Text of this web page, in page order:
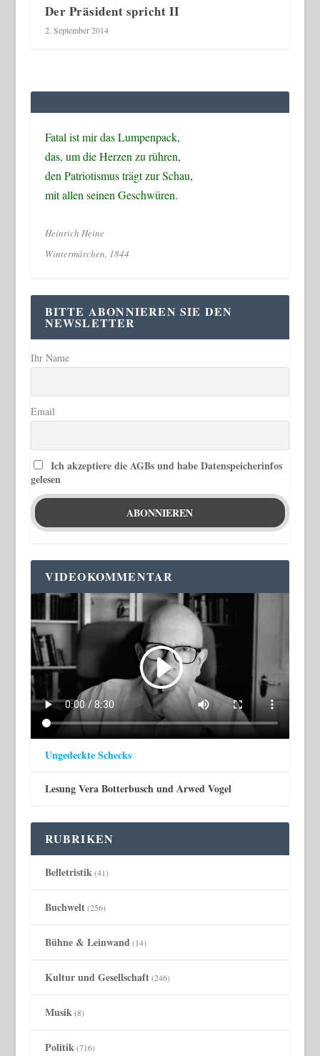
Der Präsident spricht II
2. September 2014
Fatal ist mir das Lumpenpack,
das, um die Herzen zu rühren,
den Patriotismus trägt zur Schau,
mit allen seinen Geschwüren.
Heinrich Heine
Wintermärchen, 1844
BITTE ABONNIEREN SIE DEN
NEWSLETTER
Ihr Name
Email
Ich akzeptiere die AGBs und habe Datenspeicherinfos
gelesen
VIDEOKOMMENTAR
Ungedeckte Schecks
Lesung Vera Botterbusch und Arwed Vogel
RUBRIKEN
Belletristik (41)
Buchwelt(256)
Bühne & Leinwand (14)
Kultur und Gesellschaft(246)
Musik (8)
Politik (716)